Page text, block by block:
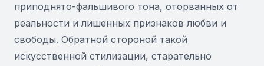
приподнято-фальшивого тона, оторванных от
реальности и лишенных признаков любви и
свободы. Обратной стороной такой
искусственной стилизации, старательно